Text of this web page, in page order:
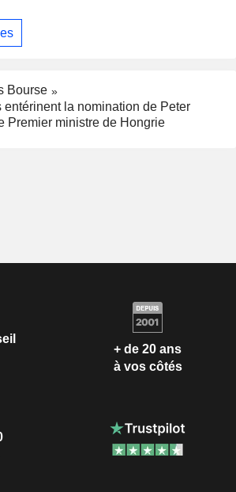
Bourse
entérinent la nomination de Peter
Premier ministre de Hongrie
+ de 20 ans
à vos côtés